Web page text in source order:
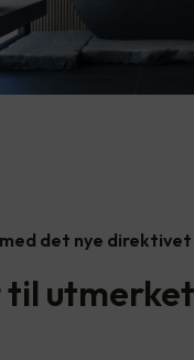
det nye direktivet